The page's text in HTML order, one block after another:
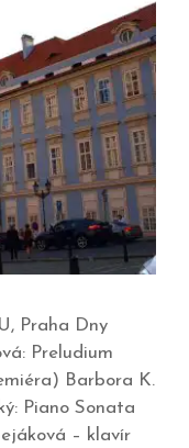
Praha Dny
Preludium
Barbora K.
Piano Sonata
– klavír